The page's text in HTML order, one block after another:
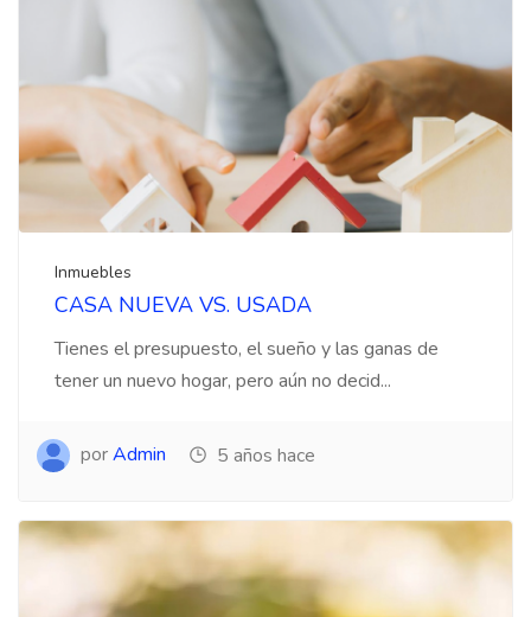
Inmuebles
CASA NUEVA VS. USADA
Tienes el presupuesto, el sueño y las ganas de
tener un nuevo hogar, pero aún no decid...
porAdmin 5 años hace